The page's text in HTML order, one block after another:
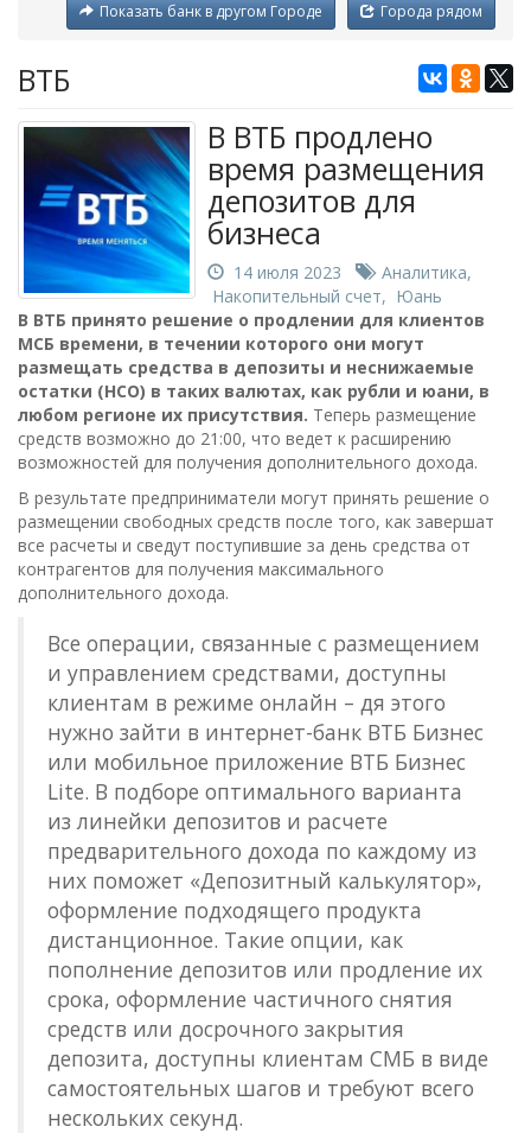
Города рядом
Показать банк в другом Городе
ВТБ
В ВТБ продлено
время размещения
депозитов для
бизнеса
14 июля 2023 Аналитика,
Накопительный счет, Юань
В ВТБ принято решение о продлении для клиентов
МСБ времени, в течении которого они могут
размещать средства в депозиты и неснижаемые
остатки (НСО) в таких валютах, как рубли и юани, в
любом регионе их присутствия. Теперь размещение
средств возможно до 21:00, что ведет к расширению
возможностей для получения дополнительного дохода.
В результате предприниматели могут принять решение о
размещении свободных средств после того, как завершат
все расчеты и сведут поступившие за день средства от
контрагентов для получения максимального
дополнительного дохода.
Все операции, связанные с размещением
и управлением средствами, доступны
клиентам в режиме онлайн – дя этого
нужно зайти в интернет-банк ВТБ Бизнес
или мобильное приложение ВТБ Бизнес
Lite. В подборе оптимального варианта
из линейки депозитов и расчете
предварительного дохода по каждому из
них поможет «Депозитный калькулятор»,
оформление подходящего продукта
дистанционное. Такие опции, как
пополнение депозитов или продление их
срока, оформление частичного снятия
средств или досрочного закрытия
депозита, доступны клиентам СМБ в виде
самостоятельных шагов и требуют всего
нескольких секунд.